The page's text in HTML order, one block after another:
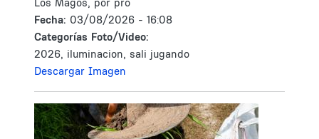
Fecha: 03/08/2026 - 16:08
Categorías Foto/Video:
2026, iluminacion, sali jugando
Descargar Imagen